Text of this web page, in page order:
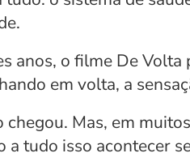
anos, o filme De
em volta, a
chegou. Mas, em
a tudo isso acontecer